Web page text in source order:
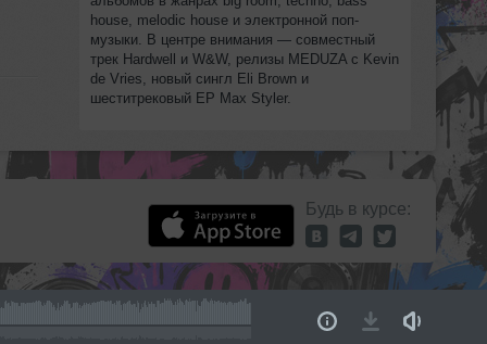
house, melodic house и электронной поп-
музыки. В центре внимания — совместный
трек Hardwell и W&W, релизы MEDUZA с Kevin
de Vries, новый сингл Eli Brown и
шеститрековый EP Max Styler.
Будь в курсе: